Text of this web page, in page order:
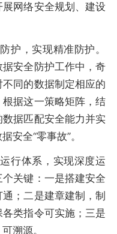
网络安全规划、建设
，实现精准防护。
安全防护工作中，奇
同的数据制定相应的
据这一策略矩阵，结
据匹配安全能力并实
安全“零事故”。
行体系，实现深度运
关键：一是搭建安全
；二是建章建制，制
类指令可实施；三是
溯源。